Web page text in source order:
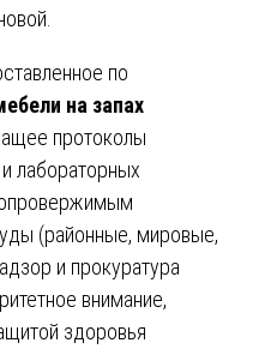
по
на запах
протоколы
лабораторных
(районные, мировые,
и прокуратура
внимание,
здоровья